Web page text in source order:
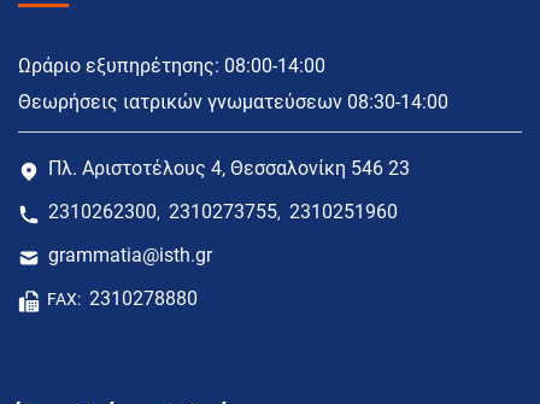
Ωράριο εξυπηρέτησης: 08:00-14:00
Θεωρήσεις ιατρικών γνωματεύσεων 08:30-14:00
Πλ. Αριστοτέλους 4, Θεσσαλονίκη 546 23
2310262300, 2310273755, 2310251960
grammatia@isth.gr
FAX: 2310278880